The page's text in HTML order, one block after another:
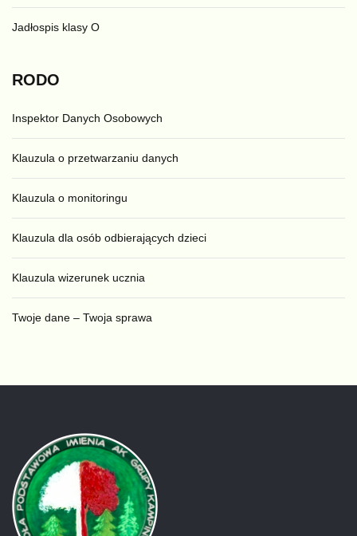
Jadłospis klasy O
RODO
Inspektor Danych Osobowych
Klauzula o przetwarzaniu danych
Klauzula o monitoringu
Klauzula dla osób odbierających dzieci
Klauzula wizerunek ucznia
Twoje dane – Twoja sprawa